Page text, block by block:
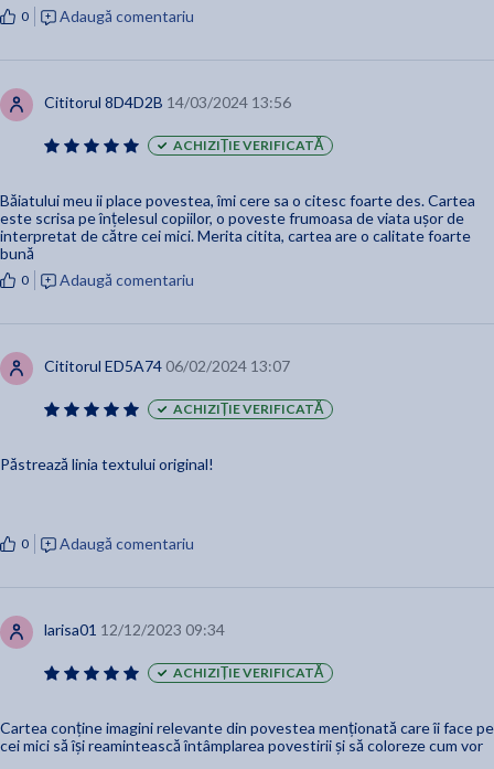
0 Adaugă comentariu
Cititorul 8D4D2B 14/03/2024 13:56
ACHIZIȚIE VERIFICATĂ
Băiatului meu ii place povestea, îmi cere sa o citesc foarte des. Cartea
este scrisa pe înțelesul copiilor, o poveste frumoasa de viata ușor de
interpretat de către cei mici. Merita citita, cartea are o calitate foarte
bună
0 Adaugă comentariu
Cititorul ED5A74 06/02/2024 13:07
ACHIZIȚIE VERIFICATĂ
Păstrează linia textului original!
0 Adaugă comentariu
larisa01 12/12/2023 09:34
ACHIZIȚIE VERIFICATĂ
Cartea conține imagini relevante din povestea menționată care îi face pe
cei mici să își reamintească întâmplarea povestirii și să coloreze cum vor